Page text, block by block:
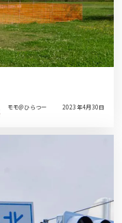
モモ＠ひらつー 2023年4月30日